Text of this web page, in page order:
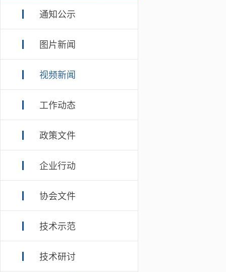
通知公示
图片新闻
视频新闻
工作动态
政策文件
企业行动
协会文件
技术示范
技术研讨